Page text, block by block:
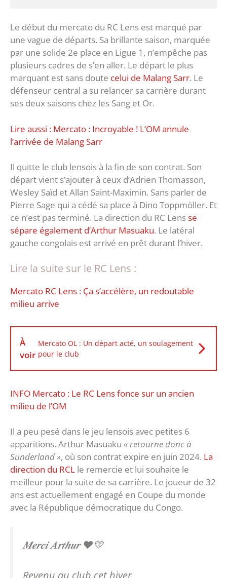
Le début du mercato du RC Lens est marqué par
une vague de départs. Sa brillante saison, marquée
par une solide 2e place en Ligue 1, n’empêche pas
plusieurs cadres de s’en aller. Le départ le plus
marquant est sans doute celui de Malang Sarr. Le
défenseur central a su relancer sa carrière durant
ses deux saisons chez les Sang et Or.
Lire aussi : Mercato : Incroyable ! L’OM annule
l’arrivée de Malang Sarr
Il quitte le club lensois à la fin de son contrat. Son
départ vient s’ajouter à ceux d’Adrien Thomasson,
Wesley Saïd et Allan Saint-Maximin. Sans parler de
Pierre Sage qui a cédé sa place à Dino Toppmöller. Et
ce n’est pas terminé. La direction du RC Lensse
sépare également d’Arthur Masuaku. Le latéral
gauche congolais est arrivé en prêt durant l’hiver.
Lire la suite sur le RC Lens :
Mercato RC Lens : Ça s’accélère, un redoutable
milieu arrive
À
voir
Mercato OL : Un départ acté, un soulagement
pour le club
INFO Mercato : Le RC Lens fonce sur un ancien
milieu de l’OM
Il a peu pesé dans le jeu lensois avec petites 6
apparitions. Arthur Masuaku « retourne donc à
Sunderland », où son contrat expire en juin 2024. La
direction du RCL le remercie et lui souhaite le
meilleur pour la suite de sa carrière. Le joueur de 32
ans est actuellement engagé en Coupe du monde
avec la République démocratique du Congo.
𝑴𝒆𝒓𝒄𝒊 𝑨𝒓𝒕𝒉𝒖𝒓 ❤️💛
Revenu au club cet hiver,